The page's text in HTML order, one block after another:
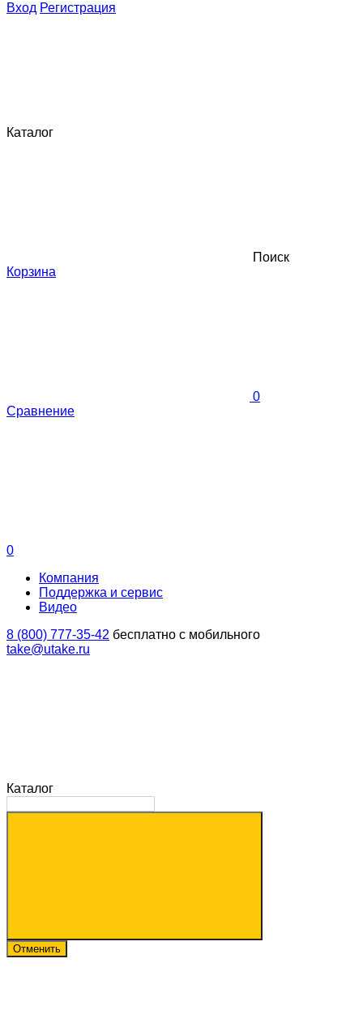
Вход Регистрация
Каталог
Поиск
Корзина
0
Сравнение
0
Компания
Поддержка и сервис
Видео
8 (800) 777-35-42 бесплатно с мобильного
take@utake.ru
Каталог
Отменить